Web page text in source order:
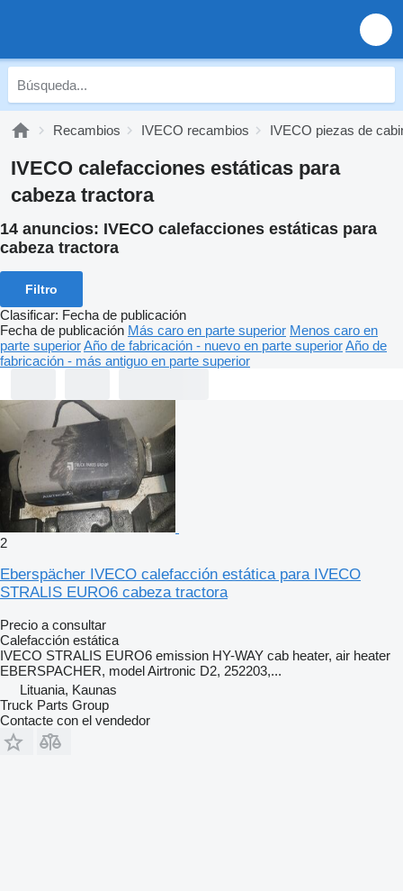
Recambios IVECO recambios IVECO piezas de
IVECO calefacciones estáticas para
cabeza tractora
14 anuncios: IVECO calefacciones estáticas para
cabeza tractora
Filtro
Clasificar: Fecha de publicación
Fecha de publicación Más caro en parte superior Menos caro en
parte superiorAño de fabricación - nuevo en parte superiorAño de
fabricación - más antiguo en parte superior
2
Eberspächer IVECO calefacción estática para IVECO
STRALIS EURO6 cabeza tractora
Precio a consultar
Calefacción estática
IVECO STRALIS EURO6 emission HY-WAY cab heater, air heater
EBERSPACHER, model Airtronic D2, 252203,...
Lituania, Kaunas
Truck Parts Group
Contacte con el vendedor